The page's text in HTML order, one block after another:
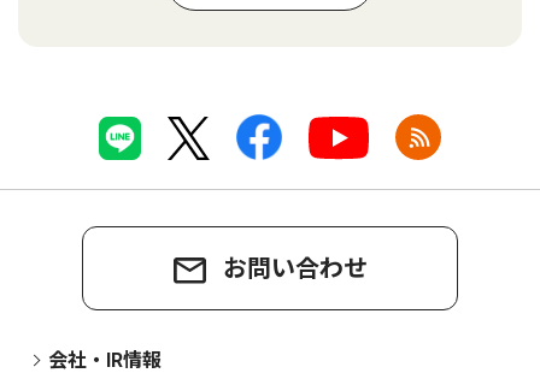
お問い合わせ
会社・IR情報